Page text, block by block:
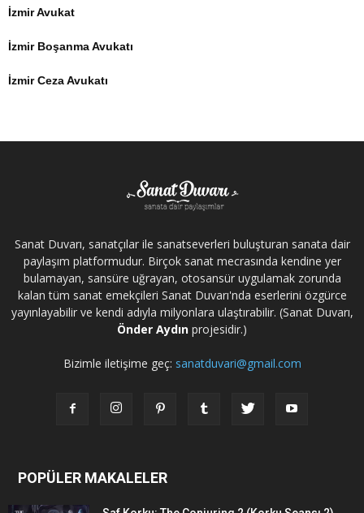
İzmir Avukat
İzmir Boşanma Avukatı
İzmir Ceza Avukatı
Sanat Duvarı, sanatçılar ile sanatseverleri buluşturan sanata dair
paylaşım platformudur. Birçok sanat mecrasında kendine yer
bulamayan, sansüre uğrayan, otosansür uygulamak zorunda
kalan tüm sanat emekçileri Sanat Duvarı'nda eserlerini özgürce
yayınlayabilir ve kendi adıyla milyonlara ulaştırabilir. (Sanat Duvarı,
Önder Aydın projesidir.)
Bizimle iletişime geç: sanatduvari@gmail.com
POPÜLER MAKALELER